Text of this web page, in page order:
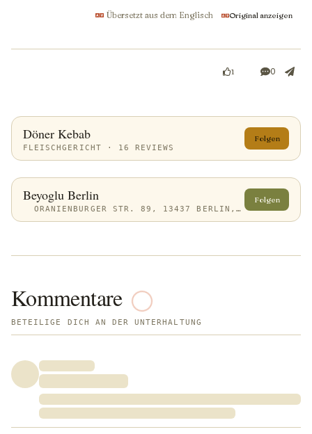
Übersetzt aus dem Englisch Original anzeigen
1 0
Döner Kebab
FLEISCHGERICHT · 16 REVIEWS
Folgen
Beyoglu Berlin
ORANIENBURGER STR. 89, 13437 BERLIN, GERMANY
Folgen
Kommentare
BETEILIGE DICH AN DER UNTERHALTUNG